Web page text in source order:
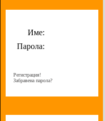
Име:
Парола:
Регистрация!
Забравена парола?